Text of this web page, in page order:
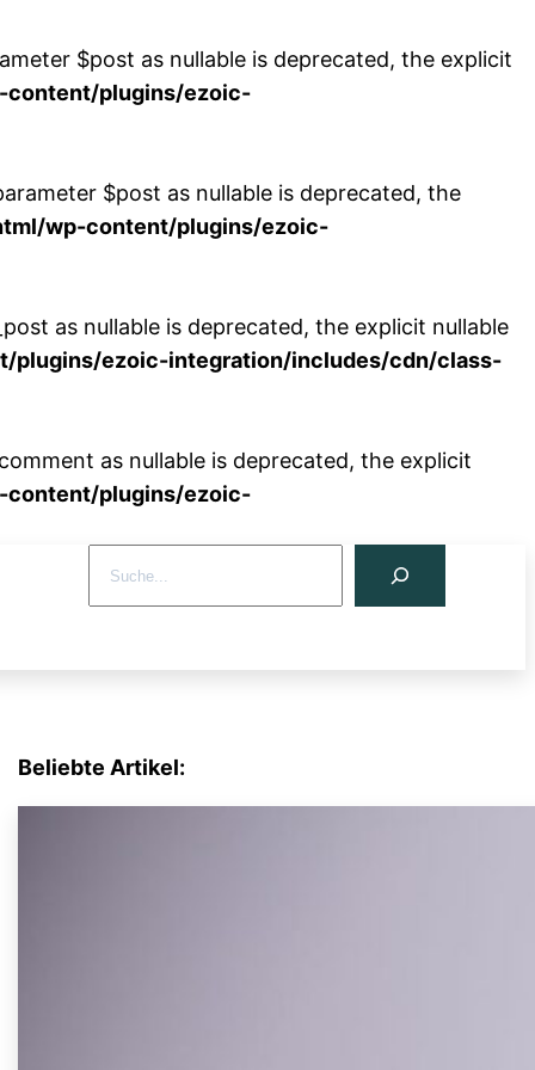
$post as nullable is deprecated, the explicit
content/plugins/ezoic-
$post as nullable is deprecated, the
wp-content/plugins/ezoic-
as nullable is deprecated, the explicit nullable
plugins/ezoic-integration/includes/cdn/class-
as nullable is deprecated, the explicit
content/plugins/ezoic-
Beliebte Artikel: